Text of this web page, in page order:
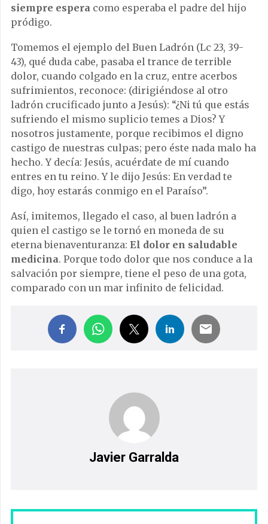
siempre espera como esperaba el padre del hijo
pródigo.
Tomemos el ejemplo del Buen Ladrón (Lc 23, 39-
43), qué duda cabe, pasaba el trance de terrible
dolor, cuando colgado en la cruz, entre acerbos
sufrimientos, reconoce: (dirigiéndose al otro
ladrón crucificado junto a Jesús): “¿Ni tú que estás
sufriendo el mismo suplicio temes a Dios? Y
nosotros justamente, porque recibimos el digno
castigo de nuestras culpas; pero éste nada malo ha
hecho. Y decía: Jesús, acuérdate de mí cuando
entres en tu reino. Y le dijo Jesús: En verdad te
digo, hoy estarás conmigo en el Paraíso”.
Así, imitemos, llegado el caso, al buen ladrón a
quien el castigo se le tornó en moneda de su
eterna bienaventuranza: El dolor en saludable
medicina. Porque todo dolor que nos conduce a la
salvación por siempre, tiene el peso de una gota,
comparado con un mar infinito de felicidad.
Javier Garralda